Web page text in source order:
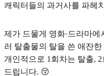
캐릭터들의 과거사를 파헤
제가 드물게 영화·드라마
러 탈출물의 탈을 쓴 애잔한
개인적으로 1회차는 탈출,
드립니다. 😚